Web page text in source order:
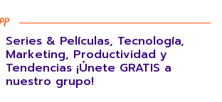
Series & Películas, Tecnología,
Marketing, Productividad y
Tendencias ¡Únete GRATIS a
nuestro grupo!